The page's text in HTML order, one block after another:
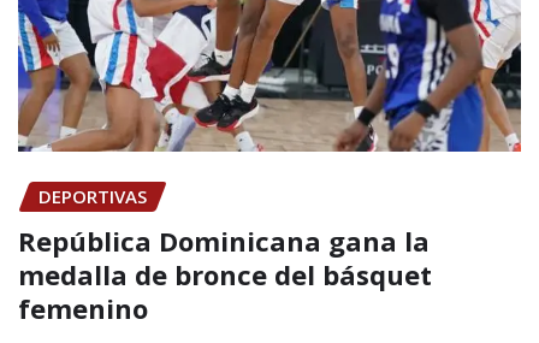
DEPORTIVAS
República Dominicana gana la
medalla de bronce del básquet
femenino